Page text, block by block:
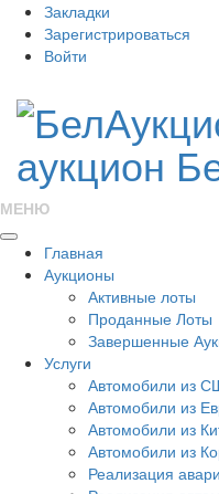
Закладки
Зарегистрироваться
Войти
МЕНЮ
Главная
Аукционы
Активные лоты
Проданные Лоты
Завершенные
Услуги
Автомобили из
Автомобили из
Автомобили из
Автомобили из
Реализация